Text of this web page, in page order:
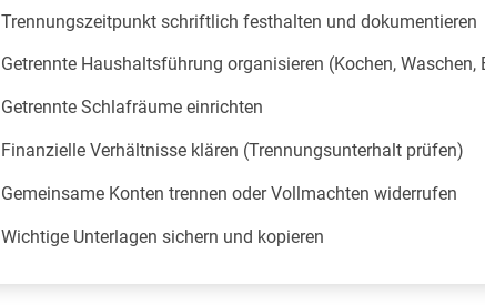
Trennungszeitpunkt schriftlich festhalten und dokumentieren
Getrennte Haushaltsführung organisieren (Kochen, Waschen,
Getrennte Schlafräume einrichten
Finanzielle Verhältnisse klären (Trennungsunterhalt prüfen)
Gemeinsame Konten trennen oder Vollmachten widerrufen
Wichtige Unterlagen sichern und kopieren